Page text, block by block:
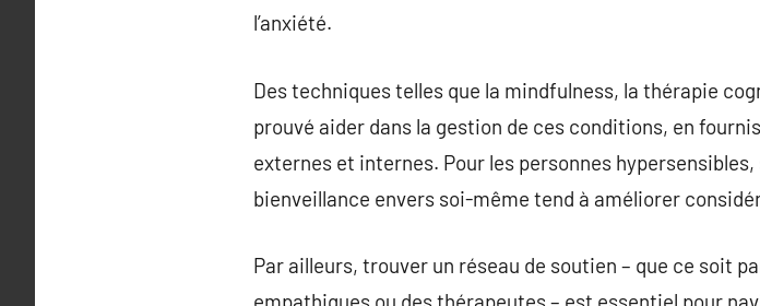
l’anxiété.
Des techniques telles que la mindfulness, la thérapie
prouvé aider dans la gestion de ces conditions, en
externes et internes. Pour les personnes
bienveillance envers soi-même tend à améliorer
Par ailleurs, trouver un réseau de soutien – que ce soit